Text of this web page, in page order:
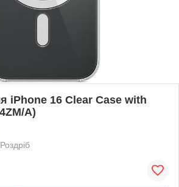
iPhone 16 Clear Case with
A)
Роздріб